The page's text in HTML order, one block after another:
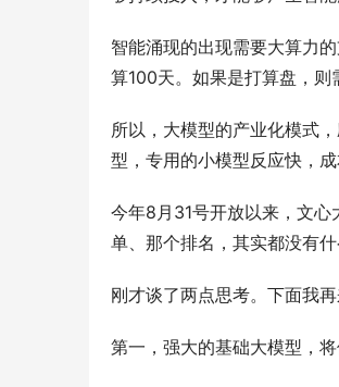
智能涌现的出现需要大算力
算100天。如果是打算盘，则
所以，大模型的产业化模式
型，专用的小模型反应快，
今年8月31号开放以来，文
单、那个排名，其实都没有
刚才谈了两点思考。下面我
第一，强大的基础大模型，将